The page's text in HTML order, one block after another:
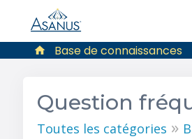
Base de connaissances
Question
Toutes les catégories »